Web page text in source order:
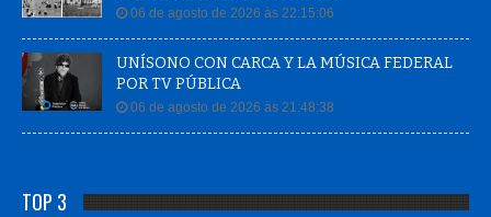
06 de agosto de 2026 às 22:15:06
UNÍSONO CON CARCA Y LA MÚSICA FEDERAL
POR TV PÚBLICA
06 de agosto de 2026 às 21:48:38
TOP 3